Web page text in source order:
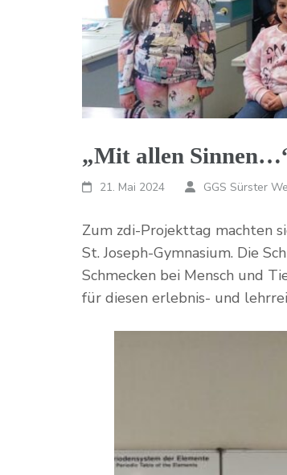
„Mit allen
21. Mai 2024 GGS Sürster
Zum zdi-Projekttag machten
St. Joseph-Gymnasium. Die
Schmecken bei Mensch und
für diesen erlebnis- und